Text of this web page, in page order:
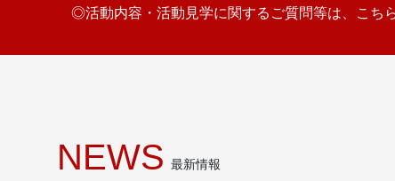
◎活動内容・活動見学に関するご質問等は、こち
最新情報
NEWS